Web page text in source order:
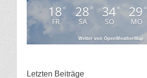
18°
FR
28 °
SA
34°
SO
29 °
MO
Wetter von OpenWeatherMap
Letzten Beiträge